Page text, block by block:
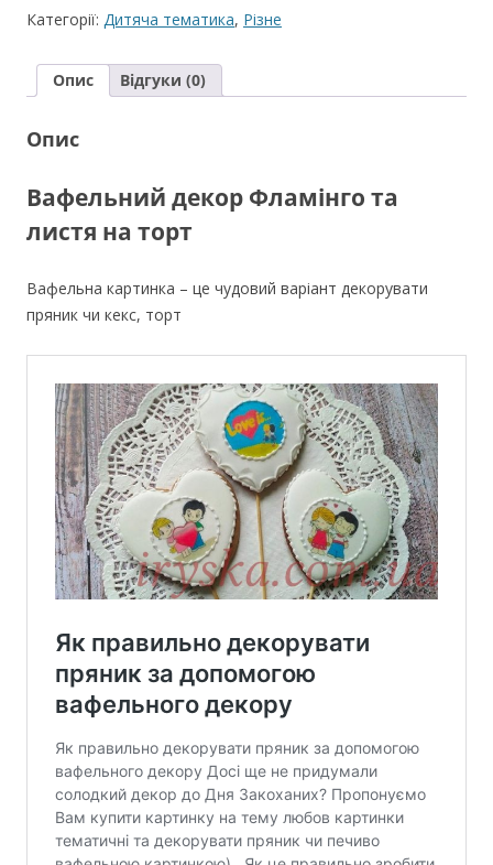
та
кількість
Категорії: Дитяча тематика, Різне
Опис Відгуки (0)
Опис
Вафельний декор Фламінго та
листя на торт
Вафельна картинка – це чудовий варіант декорувати
пряник чи кекс, торт